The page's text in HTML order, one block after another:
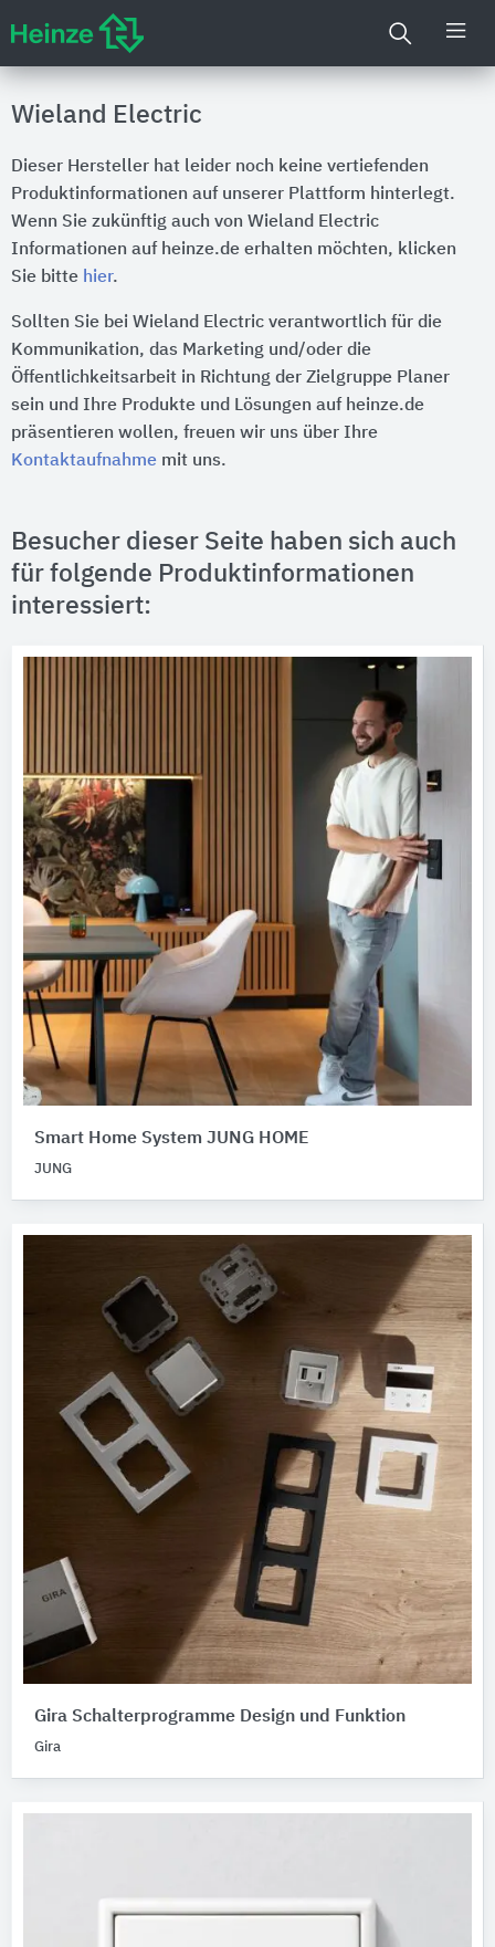
Wieland Electric
Dieser Hersteller hat leider noch keine vertiefenden
Produktinformationen auf unserer Plattform hinterlegt.
Wenn Sie zukünftig auch von Wieland Electric
Informationen auf heinze.de erhalten möchten, klicken
Sie bitte hier.
Sollten Sie bei Wieland Electric verantwortlich für die
Kommunikation, das Marketing und/oder die
Öffentlichkeitsarbeit in Richtung der Zielgruppe Planer
sein und Ihre Produkte und Lösungen auf heinze.de
präsentieren wollen, freuen wir uns über Ihre
Kontaktaufnahme mit uns.
Besucher dieser Seite haben sich auch
für folgende Produktinformationen
interessiert:
Smart Home System JUNG HOME
JUNG
Gira Schalterprogramme Design und Funktion
Gira